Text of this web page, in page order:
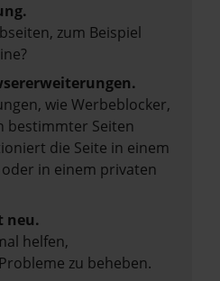
zum Beispiel
wie Werbeblocker,
bestimmter Seiten
die Seite in einem
in einem privaten
neu.
helfen,
zu beheben.